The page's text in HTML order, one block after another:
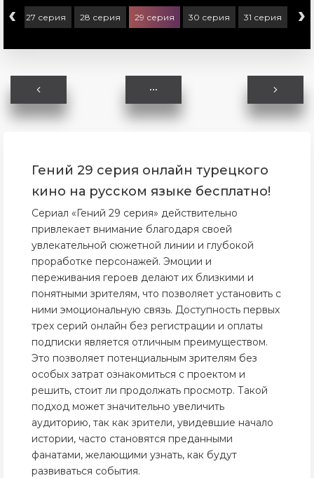
‹ 27 серия 28 серия 29 серия 30 серия 31 серия ›
Гений 29 серия онлайн турецкого
кино на русском языке бесплатно!
Сериал «Гений 29 серия» действительно
привлекает внимание благодаря своей
увлекательной сюжетной линии и глубокой
проработке персонажей. Эмоции и
переживания героев делают их близкими и
понятными зрителям, что позволяет установить с
ними эмоциональную связь. Доступность первых
трех серий онлайн без регистрации и оплаты
подписки является отличным преимуществом.
Это позволяет потенциальным зрителям без
особых затрат ознакомиться с проектом и
решить, стоит ли продолжать просмотр. Такой
подход может значительно увеличить
аудиторию, так как зрители, увидевшие начало
истории, часто становятся преданными
фанатами, желающими узнать, как будут
развиваться события.